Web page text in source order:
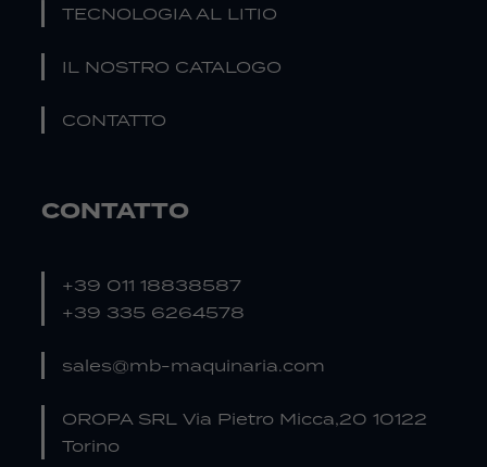
TECNOLOGIA AL LITIO
IL NOSTRO CATALOGO
CONTATTO
CONTATTO
+39 011 18838587
+39 335 6264578
sales@mb-maquinaria.com
OROPA SRL Via Pietro Micca,20 10122
Torino